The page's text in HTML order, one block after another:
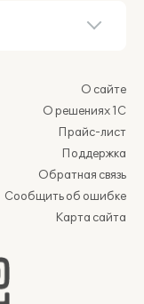
О сайте
О решениях 1С
Прайс-лист
Поддержка
Обратная связь
Сообщить об ошибке
Карта сайта